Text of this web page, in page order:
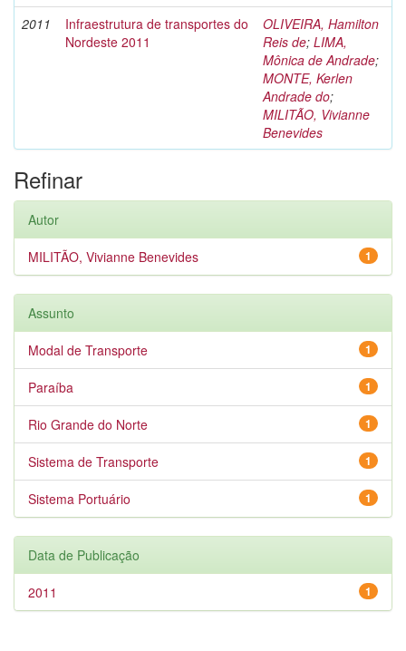
2011
Infraestrutura de transportes do
Nordeste 2011
OLIVEIRA, Hamilton
Reis de; LIMA,
Mônica de Andrade;
MONTE, Kerlen
Andrade do;
MILITÃO, Vivianne
Benevides
Refinar
Autor
1
MILITÃO, Vivianne Benevides
Assunto
1
Modal de Transporte
1
Paraíba
1
Rio Grande do Norte
1
Sistema de Transporte
1
Sistema Portuário
Data de Publicação
1
2011